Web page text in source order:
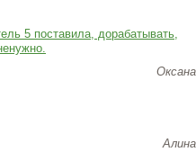
5 поставила, дорабатывать,
Оксана
Алина